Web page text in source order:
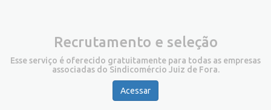
Recrutamento e seleção
Esse serviço é oferecido gratuitamente para todas as empresas
associadas do Sindicomércio Juiz de Fora.
Acessar